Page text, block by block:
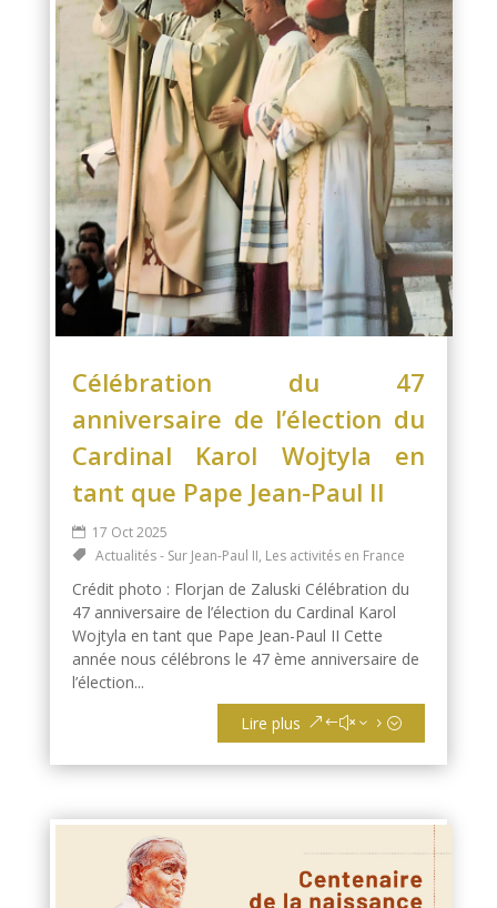
Célébration du 47
anniversaire de l’élection du
Cardinal Karol Wojtyla en
tant que Pape Jean-Paul II
17 Oct 2025
Actualités - Sur Jean-Paul II, Les activités en France
Crédit photo : Florjan de Zaluski Célébration du
47 anniversaire de l’élection du Cardinal Karol
Wojtyla en tant que Pape Jean-Paul II Cette
année nous célébrons le 47 ème anniversaire de
l’élection...
Lire plus